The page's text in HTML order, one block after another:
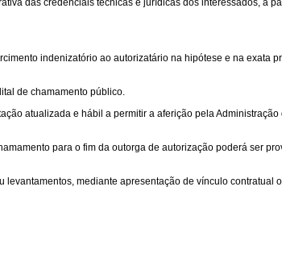
das credenciais técnicas e jurídicas dos interessados, a
indenizatório ao autorizatário na hipótese e na exata
de chamamento público.
atualizada e hábil a permitir a aferição pela
para o fim da outorga de autorização poderá ser
mediante apresentação de vínculo contratual